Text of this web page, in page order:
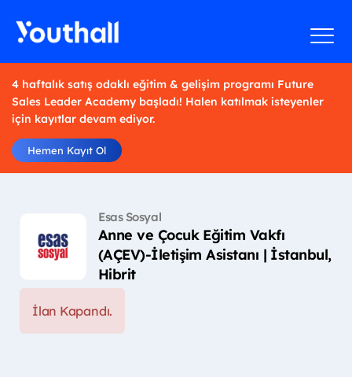
4 haftalık satış odaklı eğitim & gelişim programı Future
Sales Leader Academy başladı! Halen katılmak isteyenler
için kayıtlar devam ediyor.
Hemen Kayıt Ol
Esas Sosyal
Anne ve Çocuk Eğitim Vakfı
(AÇEV)-İletişim Asistanı | İstanbul,
Hibrit
İlan Kapandı.